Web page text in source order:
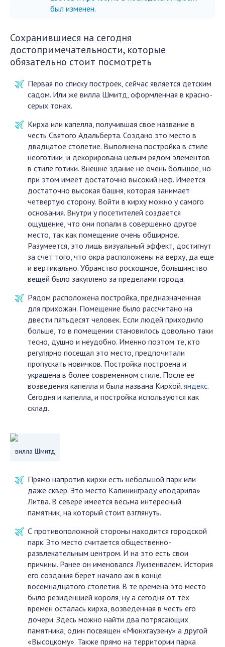
был изменен.
Сохранившиеся на сегодня
достопримечательности, которые
обязательно стоит посмотреть
Первая по списку построек, сейчас является детским
садом. Или же вилла Шмитд, оформленная в красно-
серых тонах.
Кирха или капелла, получившая свое название в
честь Святого Адальберта. Создано это место в
двадцатое столетие. Выполнена постройка в стиле
неоготики, и декорирована целым рядом элементов
в стиле готики. Внешне здание не очень большое, но
при этом имеет достаточно высокий неф. Имеется
достаточно высокая башня, которая занимает
четвертую сторону. Войти в кирху можно у самого
основания. Внутри у посетителей создается
ощущение, что они попали в совершенно другое
место, так как помещение очень обширное.
Разумеется, это лишь визуальный эффект, достигнут
за счет того, что окра расположены на верху, да еще
и вертикально. Убранство роскошное, большинство
вещей было закуплено за пределами города.
Рядом расположена постройка, предназначенная
для прихожан. Помещение было рассчитано на
двести пятьдесят человек. Если людей приходило
больше, то в помещении становилось довольно таки
тесно, душно и неудобно. Именно поэтом те, кто
регулярно посещал это место, предпочитали
пропускать новичков. Постройка построена и
украшена в более современном стиле. После ее
возведения капелла и была названа Кирхой. яндекс.
Сегодня и капелла, и постройка используются как
склад.
вилла Шмитд
Прямо напротив кирхи есть небольшой парк или
даже сквер. Это место Калининграду «подарила»
Литва. В севере имеется весьма интересный
памятник, на который стоит взглянуть.
С противоположной стороны находится городской
парк. Это место считается общественно-
развлекательным центром. И на это есть свои
причины. Ранее он именовался Луизенвалем. История
его создания берет начало аж в конце
восемнадцатого столетия. В те времена это место
было резиденцией короля, ну а сегодня от тех
времен осталась кирха, возведенная в честь его
дочери. Здесь можно найти два потрясающих
памятника, один посвящен «Мюнхгаузену» а другой
«Высоцкому». Также прямо на территории парка